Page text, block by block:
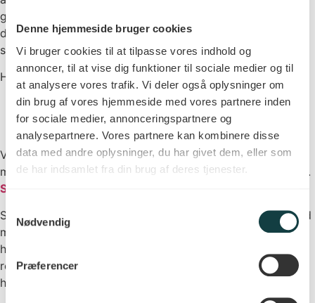
Denne hjemmeside bruger cookies
Vi bruger cookies til at tilpasse vores indhold og
annoncer, til at vise dig funktioner til sociale medier og til
at analysere vores trafik. Vi deler også oplysninger om
din brug af vores hjemmeside med vores partnere inden
for sociale medier, annonceringspartnere og
analysepartnere. Vores partnere kan kombinere disse
data med andre oplysninger, du har givet dem, eller som
de har indsamlet fra din brug af deres tjenester.
Nødvendig
Præferencer
gerne 5-6 uger før. Flere vacciner kræver mere end én
dosis for optimal effekt. Men tvivl aldrig, det er altid for
sent at tage kontakt til rejserådgivning.
Hos Rejseapoteket.dk vurderer vi dine behov ud fra:
Dine rejsemål og rute
Rejsens varighed
Planlagte aktiviteter og opholdstyper
Vi anbefaler også, at du pakker et rejseapotek med fx
myggespray, basismedicin, hånddesinfektion og solcreme.
Se mere her.
Sørg for at få relevante vacciner, beskyt dig effektivt mod
myg, og pak et godt rejseapotek, så du er klar til både
hverdagsoplevelser og uforudsete situationer. Med de
rette forholdsregler kan du trygt opleve alt det, Sri Lanka
har at byde på.